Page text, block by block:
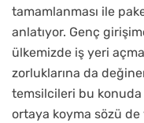
tamamlanması ile
anlatıyor. Genç
ülkemizde iş yeri
zorluklarına da
temsilcileri bu
ortaya koyma sözü de